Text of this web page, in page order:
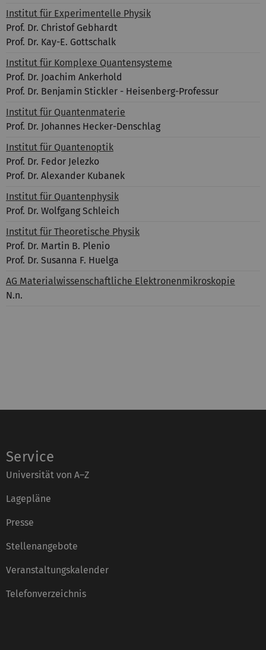
Institut für Experimentelle Physik
Prof. Dr. Christof Gebhardt
Prof. Dr. Kay-E. Gottschalk
Institut für Komplexe Quantensysteme
Prof. Dr. Joachim Ankerhold
Prof. Dr. Benjamin Stickler - Heisenberg-Professur
Institut für Quantenmaterie
Prof. Dr. Johannes Hecker-Denschlag
Institut für Quantenoptik
Prof. Dr. Fedor Jelezko
Prof. Dr. Alexander Kubanek
Institut für Quantenphysik
Prof. Dr. Wolfgang Schleich
Institut für Theoretische Physik
Prof. Dr. Martin B. Plenio
Prof. Dr. Susanna F. Huelga
AG Materialwissenschaftliche Elektronenmikroskopie
N.n.
Service
Universität von A–Z
Lagepläne
Presse
Stellenangebote
Veranstaltungskalender
Telefonverzeichnis